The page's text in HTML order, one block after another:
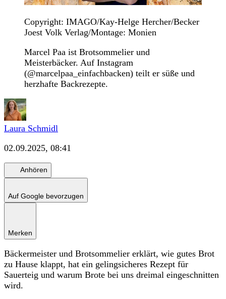
Copyright: IMAGO/Kay-Helge Hercher/Becker
Joest Volk Verlag/Montage: Monien
Marcel Paa ist Brotsommelier und
Meisterbäcker. Auf Instagram
(@marcelpaa_einfachbacken) teilt er süße und
herzhafte Backrezepte.
Laura Schmidl
02.09.2025, 08:41
Anhören
Auf Google bevorzugen
Merken
Bäckermeister und Brotsommelier erklärt, wie gutes Brot
zu Hause klappt, hat ein gelingsicheres Rezept für
Sauerteig und warum Brote bei uns dreimal eingeschnitten
wird.